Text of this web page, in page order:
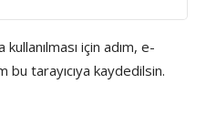
için adım, e-
tarayıcıya kaydedilsin.